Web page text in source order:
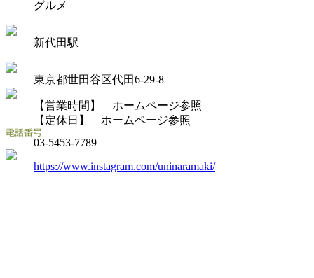
グルメ
新代田駅
東京都世田谷区代田6-29-8
【営業時間】 ホームページ参照
【定休日】 ホームページ参照
03-5453-7789
https://www.instagram.com/uninaramaki/